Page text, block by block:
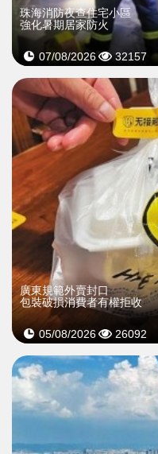
珠海消防夜查住宅小區
強化暑期居家防火
07/08/2026 32157
廣東規範外賣封口
包裝破損消費者有權拒收
05/08/2026 26092